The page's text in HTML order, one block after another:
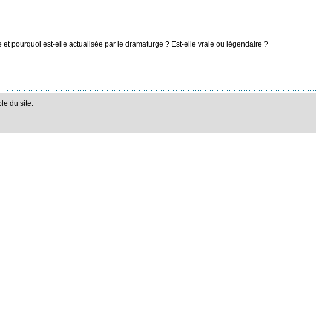
pourquoi est-elle actualisée par le dramaturge ? Est-elle vraie ou légendaire ?
du site.